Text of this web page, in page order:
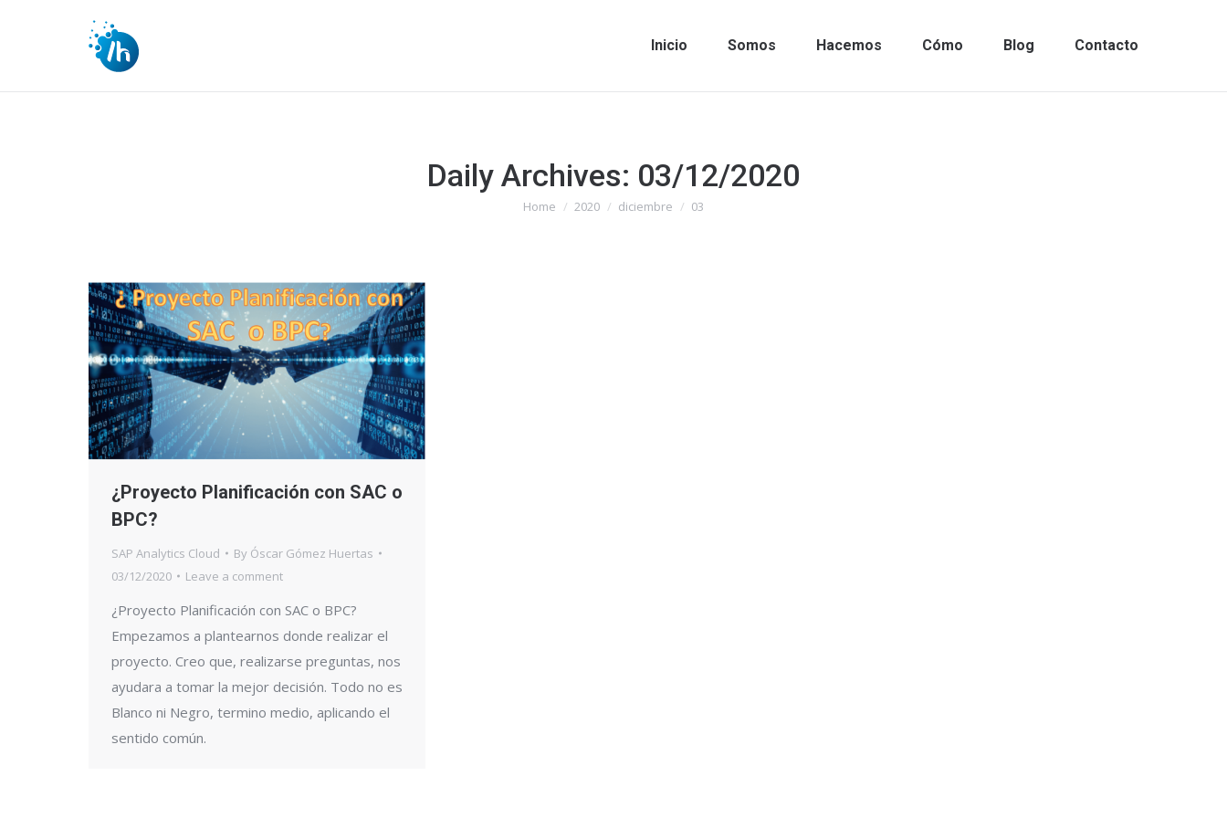
Inicio Somos Hacemos Cómo Blog Contacto
Daily Archives: 03/12/2020
You are here:
Home 2020 diciembre 03
¿Proyecto Planificación con SAC o
BPC?
SAP Analytics Cloud By Óscar Gómez Huertas
03/12/2020
Leave a comment
¿Proyecto Planificación con SAC o BPC?
Empezamos a plantearnos donde realizar el
proyecto. Creo que, realizarse preguntas, nos
ayudara a tomar la mejor decisión. Todo no es
Blanco ni Negro, termino medio, aplicando el
sentido común.